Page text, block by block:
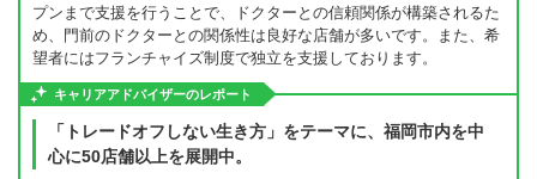
プンまで支援を行うことで、ドクターとの信頼関係が構築されるた
め、門前のドクターとの関係性は良好な店舗が多いです。また、希
望者にはフランチャイズ制度で独立を支援しております。
キャリアアドバイザーのレポート
「トレードオフしない生き方」をテーマに、福岡市内を中
心に50店舗以上を展開中。